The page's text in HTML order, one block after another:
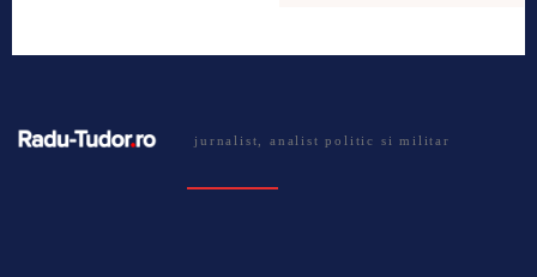
jurnalist, analist politic si militar